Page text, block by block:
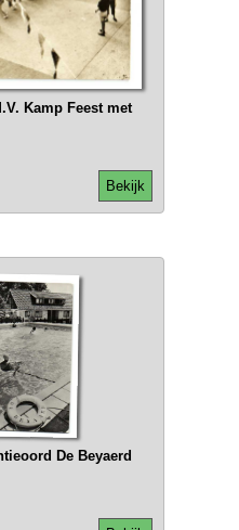
Kamp Feest met
Bekijk
De Beyaerd